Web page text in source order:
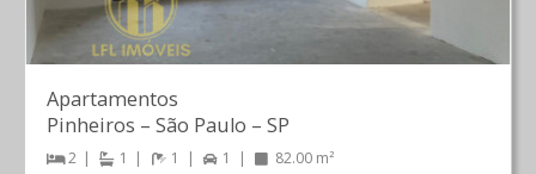
Apartamentos
Pinheiros – São Paulo – SP
2 1 1 1 82.00 m²